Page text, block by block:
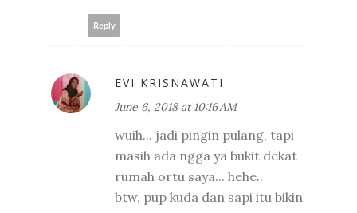
Reply
EVI KRISNAWATI
June 6, 2018 at 10:16 AM
wuih... jadi pingin pulang, tapi
masih ada ngga ya bukit dekat
rumah ortu saya... hehe..
btw, pup kuda dan sapi itu bikin